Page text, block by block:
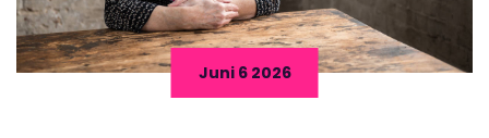
Juni 6 2026